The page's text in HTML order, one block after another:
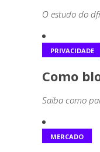
O estudo do
PRIVACIDADE
Como
Saiba como
MERCADO